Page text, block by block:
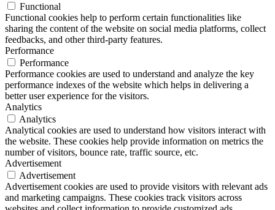
Functional
Functional cookies help to perform certain functionalities like
sharing the content of the website on social media platforms, collect
feedbacks, and other third-party features.
Performance
Performance
Performance cookies are used to understand and analyze the key
performance indexes of the website which helps in delivering a
better user experience for the visitors.
Analytics
Analytics
Analytical cookies are used to understand how visitors interact with
the website. These cookies help provide information on metrics the
number of visitors, bounce rate, traffic source, etc.
Advertisement
Advertisement
Advertisement cookies are used to provide visitors with relevant ads
and marketing campaigns. These cookies track visitors across